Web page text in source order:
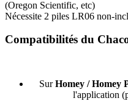
(Oregon Scientific, etc)
Nécessite 2 piles LR06 non-
Compatibilités du
SurHomey / Homey
l'application